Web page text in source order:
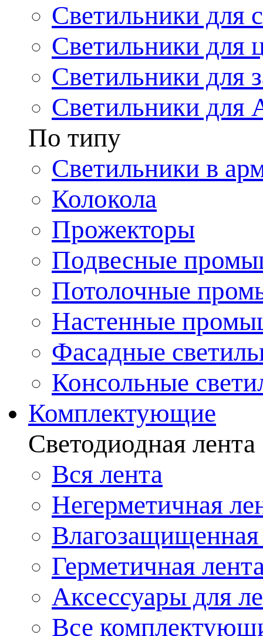
Светильники для
Светильники для
Светильники для
Светильники для
По типу
Светильники в
Колокола
Прожекторы
Подвесные
Потолочные
Настенные
Фасадные
Консольные
Комплектующие
Светодиодная лента
Вся лента
Негерметичная
Влагозащищенная
Герметичная
Аксессуары для
Все